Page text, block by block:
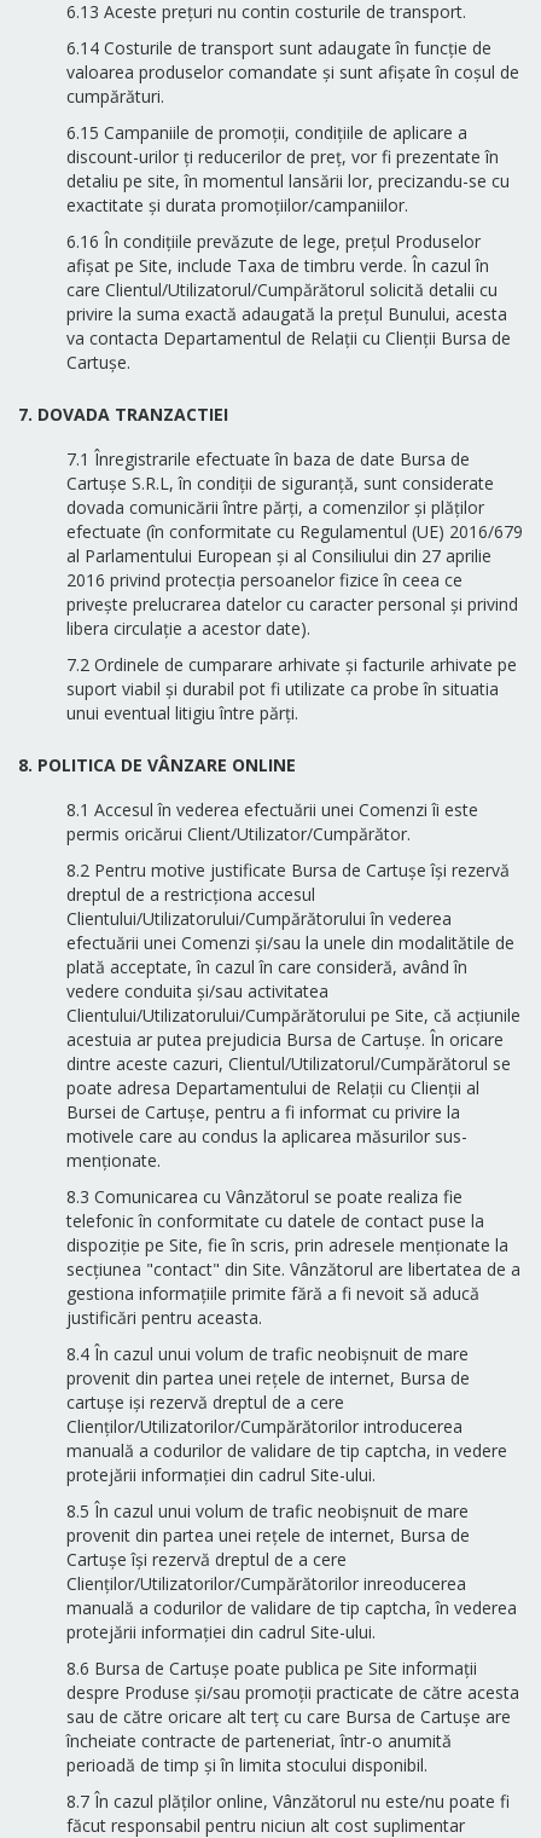
6.13 Aceste prețuri nu contin costurile de transport.
6.14 Costurile de transport sunt adaugate în funcție de
valoarea produselor comandate și sunt afișate în coșul de
cumpărături.
6.15 Campaniile de promoții, condițiile de aplicare a
discount-urilor ți reducerilor de preț, vor fi prezentate în
detaliu pe site, în momentul lansării lor, precizandu-se cu
exactitate și durata promoțiilor/campaniilor.
6.16 În condițiile prevăzute de lege, prețul Produselor
afișat pe Site, include Taxa de timbru verde. În cazul în
care Clientul/Utilizatorul/Cumpărătorul solicită detalii cu
privire la suma exactă adaugată la prețul Bunului, acesta
va contacta Departamentul de Relații cu Clienții Bursa de
Cartușe.
7. DOVADA TRANZACTIEI
7.1 Înregistrarile efectuate în baza de date Bursa de
Cartușe S.R.L, în condiții de siguranță, sunt considerate
dovada comunicării între părți, a comenzilor și plăților
efectuate (în conformitate cu Regulamentul (UE) 2016/679
al Parlamentului European și al Consiliului din 27 aprilie
2016 privind protecția persoanelor fizice în ceea ce
privește prelucrarea datelor cu caracter personal și privind
libera circulație a acestor date).
7.2 Ordinele de cumparare arhivate și facturile arhivate pe
suport viabil și durabil pot fi utilizate ca probe în situatia
unui eventual litigiu între părți.
8. POLITICA DE VÂNZARE ONLINE
8.1 Accesul în vederea efectuării unei Comenzi îi este
permis oricărui Client/Utilizator/Cumpărător.
8.2 Pentru motive justificate Bursa de Cartușe își rezervă
dreptul de a restricționa accesul
Clientului/Utilizatorului/Cumpărătorului în vederea
efectuării unei Comenzi și/sau la unele din modalitătile de
plată acceptate, în cazul în care consideră, având în
vedere conduita și/sau activitatea
Clientului/Utilizatorului/Cumpărătorului pe Site, că acțiunile
acestuia ar putea prejudicia Bursa de Cartușe. În oricare
dintre aceste cazuri, Clientul/Utilizatorul/Cumpărătorul se
poate adresa Departamentului de Relații cu Clienții al
Bursei de Cartușe, pentru a fi informat cu privire la
motivele care au condus la aplicarea măsurilor sus-
menționate.
8.3 Comunicarea cu Vânzătorul se poate realiza fie
telefonic în conformitate cu datele de contact puse la
dispoziție pe Site, fie în scris, prin adresele menționate la
secțiunea "contact" din Site. Vânzătorul are libertatea de a
gestiona informațiile primite fără a fi nevoit să aducă
justificări pentru aceasta.
8.4 În cazul unui volum de trafic neobișnuit de mare
provenit din partea unei rețele de internet, Bursa de
cartușe iși rezervă dreptul de a cere
Clienților/Utilizatorilor/Cumpărătorilor introducerea
manuală a codurilor de validare de tip captcha, in vedere
protejării informației din cadrul Site-ului.
8.5 În cazul unui volum de trafic neobișnuit de mare
provenit din partea unei rețele de internet, Bursa de
Cartușe își rezervă dreptul de a cere
Clienților/Utilizatorilor/Cumpărătorilor inreoducerea
manuală a codurilor de validare de tip captcha, în vederea
protejării informației din cadrul Site-ului.
8.6 Bursa de Cartușe poate publica pe Site informații
despre Produse și/sau promoții practicate de către acesta
sau de către oricare alt terț cu care Bursa de Cartușe are
încheiate contracte de parteneriat, într-o anumită
perioadă de timp și în limita stocului disponibil.
8.7 În cazul plăților online, Vânzătorul nu este/nu poate fi
făcut responsabil pentru niciun alt cost suplimentar